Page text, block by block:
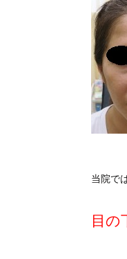
当院で
目の